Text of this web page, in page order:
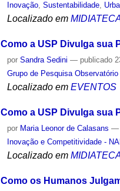
Inovação,Sustentabilidade,
Localizado em
Como a USP Divulga sua
porSandra Sedini — publicado
Grupo de Pesquisa
Localizado em EVENTOS
Como a USP Divulga sua
por Maria Leonor de Calasans —
Inovação e Competitividade -
Localizado em
Como os Humanos